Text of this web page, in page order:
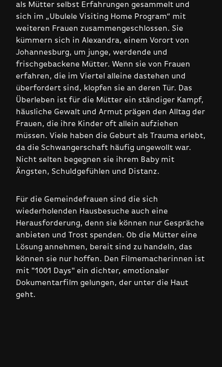
als Mütter selbst Erfahrungen gesammelt und
sich im „Ubulele Visiting Home Program“ mit
weiteren Frauen zusammengeschlossen. Sie
kümmern sich in Alexandra, einem Vorort von
Johannesburg, um junge, werdende und
frischgebackene Mütter. Wenn sie von Frauen
erfahren, die im Viertel alleine dastehen und
überfordert sind, klopfen sie an deren Tür. Das
Überleben ist für die Mütter ein ständiger Kampf,
häusliche Gewalt und Armut prägen den Alltag der
Frauen, die ihre Kinder oft allein aufziehen
müssen. Viele haben die Geburt als Trauma erlebt,
da die Schwangerschaft häufig ungewollt war.
Nicht selten begegnen sie ihrem Baby mit
Ängsten, Schuldgefühlen und Distanz.
Für die Gemeindefrauen sind die sich
wiederholenden Hausbesuche auch eine
Herausforderung, denn sie können nur Gespräche
anbieten und Trost spenden. Ob die Mütter eine
Lösung annehmen, bereit sind zu handeln, das
können sie nur hoffen. Den Filmemacherinnen ist
mit "1001 Days" ein dichter, emotionaler
Dokumentarfilm gelungen, der unter die Haut
geht.